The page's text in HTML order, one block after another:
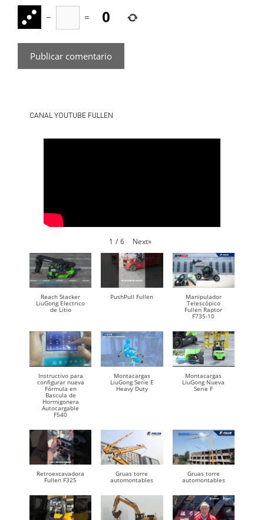
− =
CANAL YOUTUBE FULLEN
1 / 6 Next»
Reach Stacker
LiuGong Electrico
de Litio
PushPull Fullen
Manipulador
Telescópico
Fullen Raptor
F735-10
Instructivo para
configurar nueva
Fórmula en
Bascula de
Hormigonera
Autocargable
F540
Montacargas
LiuGong Serie E
Heavy Duty
Montacargas
LiuGong Nueva
Serie F
Retroexcavadora
Fullen F325
Gruas torre
automontables
Gruas torre
automontables